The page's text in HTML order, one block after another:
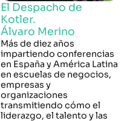
El Despacho de
Kotler.
Álvaro Merino
Más de diez años
impartiendo conferencias
en España y América Latina
en escuelas de negocios,
empresas y
organizaciones
transmitiendo cómo el
liderazgo, el talento y las